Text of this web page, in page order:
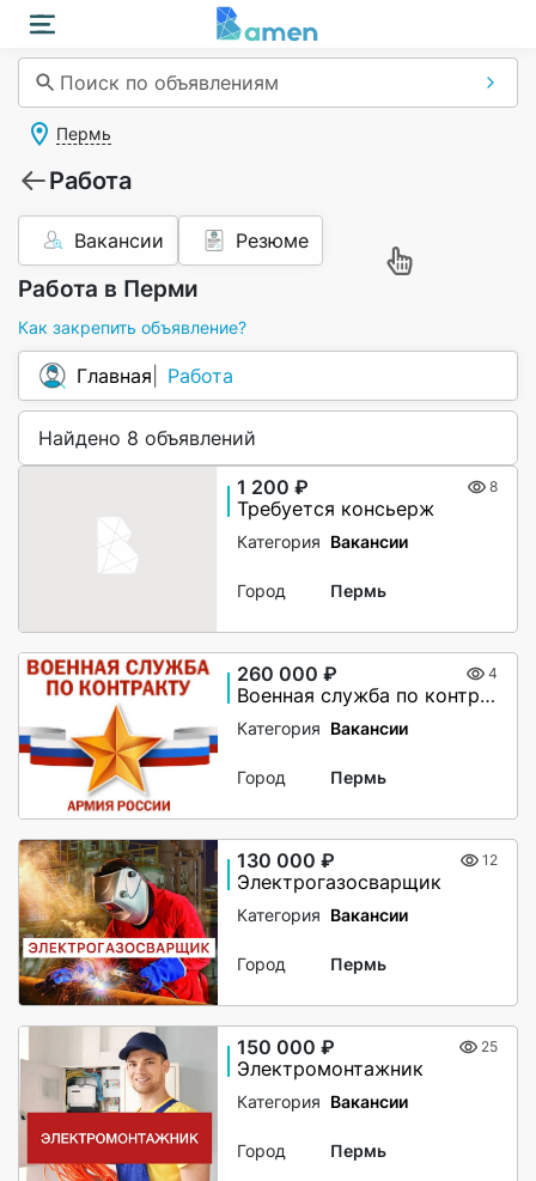
Поиск по объявлениям
Пермь
Работа
Вакансии Резюме
Работа в Перми
Как закрепить объявление?
Главная Работа
Найдено 8 объявлений
1 200 ₽ 8
Требуется консьерж
Категория Вакансии
Город Пермь
260 000 ₽ 4
Военная служба по контракту в ВС РФ
Категория Вакансии
Город Пермь
130 000 ₽ 12
Электрогазосварщик
Категория Вакансии
Город Пермь
150 000 ₽ 25
Электромонтажник
Категория Вакансии
Город Пермь